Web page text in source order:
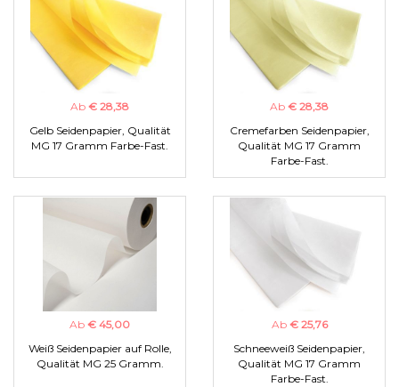
Ab € 28,38
Gelb Seidenpapier, Qualität
MG 17 Gramm Farbe-Fast.
Ab € 28,38
Cremefarben Seidenpapier,
Qualität MG 17 Gramm
Farbe-Fast.
Ab € 45,00
Weiß Seidenpapier auf Rolle,
Qualität MG 25 Gramm.
Ab € 25,76
Schneeweiß Seidenpapier,
Qualität MG 17 Gramm
Farbe-Fast.